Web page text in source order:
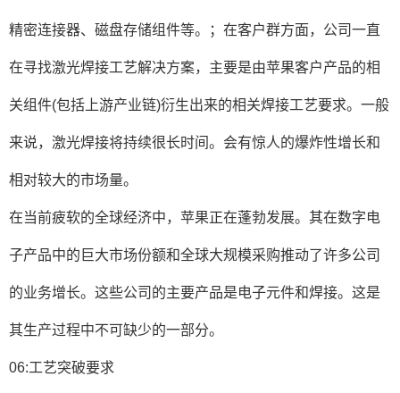
精密连接器、磁盘存储组件等。；在客户群方面，公司一直
在寻找激光焊接工艺解决方案，主要是由苹果客户产品的相
关组件(包括上游产业链)衍生出来的相关焊接工艺要求。一般
来说，激光焊接将持续很长时间。会有惊人的爆炸性增长和
相对较大的市场量。
在当前疲软的全球经济中，苹果正在蓬勃发展。其在数字电
子产品中的巨大市场份额和全球大规模采购推动了许多公司
的业务增长。这些公司的主要产品是电子元件和焊接。这是
其生产过程中不可缺少的一部分。
06:工艺突破要求